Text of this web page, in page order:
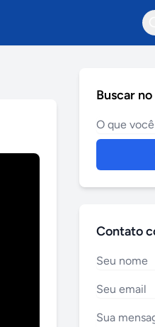
Buscar
Contato